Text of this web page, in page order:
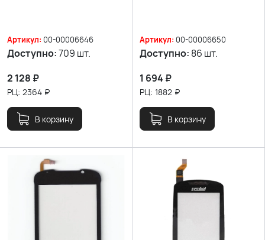
Артикул: 00-00006646
Доступно:709 шт.
2 128 ₽
РЦ: 2364 ₽
В корзину
Артикул: 00-00006650
Доступно: 86 шт.
1 694 ₽
РЦ: 1882 ₽
В корзину